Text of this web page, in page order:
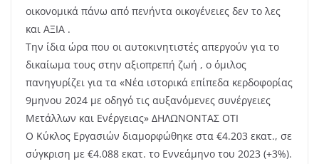
οικονομικά πάνω από πενήντα οικογένειες δεν το λες
και ΑΞΙΑ .
Την ίδια ώρα που οι αυτοκινητιστές απεργούν για το
δικαίωμα τους στην αξιοπρεπή ζωή , ο όμιλος
πανηγυρίζει για τα «Νέα ιστορικά επίπεδα κερδοφορίας
9μηνου 2024 με οδηγό τις αυξανόμενες συνέργειες
Μετάλλων και Ενέργειας» ΔΗΛΩΝΟΝΤΑΣ ΟΤΙ
Ο Κύκλος Εργασιών διαμορφώθηκε στα €4.203 εκατ., σε
σύγκριση με €4.088 εκατ. το Εννεάμηνο του 2023 (+3%).